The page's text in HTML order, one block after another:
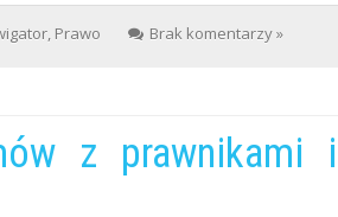
, Prawo Brak komentarzy »
z prawnikami i